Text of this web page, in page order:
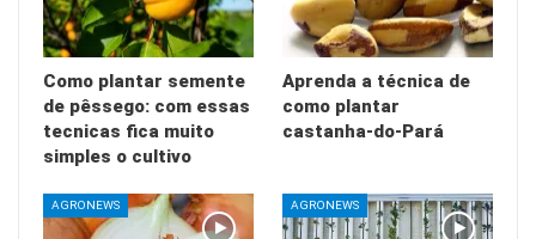
Como plantar semente
de pêssego: com essas
tecnicas fica muito
simples o cultivo
Aprenda a técnica de
como plantar
castanha-do-Pará
AGRONEWS AGRONEWS